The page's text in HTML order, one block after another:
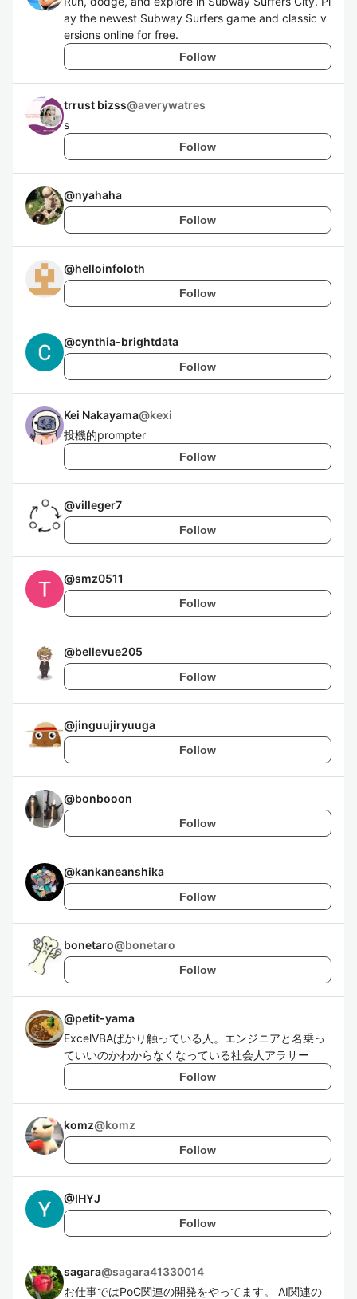
ay the newest Subway Surfers game and classic v
ersions online for free.
Follow
trrust bizss@averywatres
s
Follow
@nyahaha
Follow
@helloinfoloth
Follow
@cynthia-brightdata
Follow
Kei Nakayama@kexi
投機的prompter
Follow
@villeger7
Follow
@smz0511
Follow
@bellevue205
Follow
@jinguujiryuuga
Follow
@bonbooon
Follow
@kankaneanshika
Follow
bonetaro@bonetaro
Follow
@petit-yama
ExcelVBAばかり触っている人。エンジニアと名乗っ
ていいのかわからなくなっている社会人アラサー
Follow
komz@komz
Follow
@IHYJ
Follow
sagara@sagara41330014
お仕事ではPoC関連の開発をやってます。 AI関連の